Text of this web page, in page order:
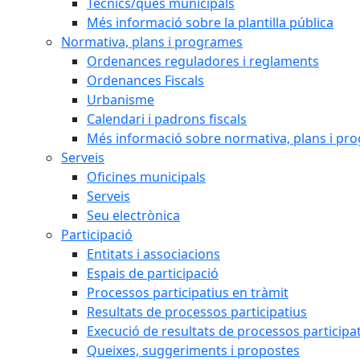
Més informació sobre la plantilla pública
Normativa, plans i programes
Ordenances reguladores i reglaments
Ordenances Fiscals
Urbanisme
Calendari i padrons fiscals
Més informació sobre normativa, plans i
Serveis
Oficines municipals
Serveis
Seu electrònica
Participació
Entitats i associacions
Espais de participació
Processos participatius en tràmit
Resultats de processos participatius
Execució de resultats de processos
Queixes, suggeriments i propostes